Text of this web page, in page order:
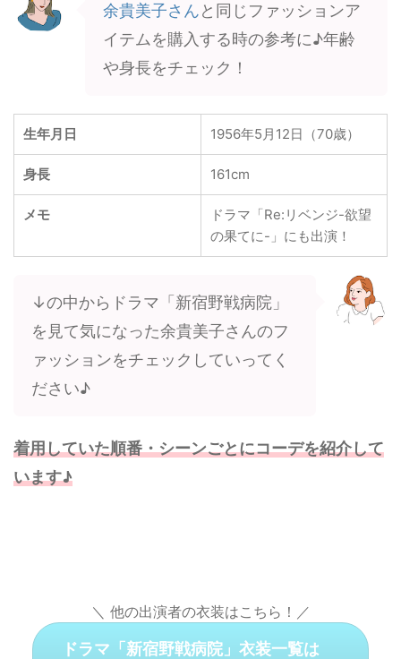
余貴美子さんと同じファッションア
イテムを購入する時の参考に♪年齢
や身長をチェック！
生年月日 1956年5月12日（70歳）
身長 161cm
メモ
ドラマ「Re:リベンジ-欲望
の果てに-」にも出演！
↓の中からドラマ「新宿野戦病院」
を見て気になった余貴美子さんのフ
ァッションをチェックしていってく
ださい♪
着用していた順番・シーンごとにコーデを紹介して
います♪
＼ 他の出演者の衣装はこちら！／
ドラマ「新宿野戦病院」衣装一覧は